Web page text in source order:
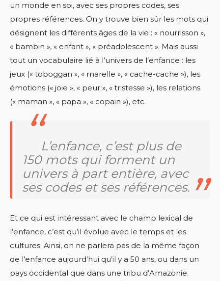
un monde en soi, avec ses propres codes, ses
propres références. On y trouve bien sûr les mots qui
désignent les différents âges de la vie : « nourrisson »,
« bambin », « enfant », « préadolescent ». Mais aussi
tout un vocabulaire lié à l’univers de l’enfance : les
jeux (« toboggan », « marelle », « cache-cache »), les
émotions (« joie », « peur », « tristesse »), les relations
(« maman », « papa », « copain »), etc.
L’enfance, c’est plus de
150 mots qui forment un
univers à part entière, avec
ses codes et ses références.
Et ce qui est intéressant avec le champ lexical de
l’enfance, c’est qu’il évolue avec le temps et les
cultures. Ainsi, on ne parlera pas de la même façon
de l’enfance aujourd’hui qu’il y a 50 ans, ou dans un
pays occidental que dans une tribu d’Amazonie.